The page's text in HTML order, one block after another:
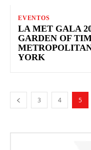
EVENTOS
LA MET GALA
GARDEN OF
YORK
3 4 5